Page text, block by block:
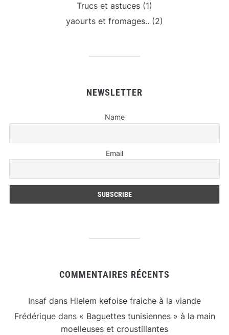
Trucs et astuces (1)
yaourts et fromages.. (2)
NEWSLETTER
Name
Email
COMMENTAIRES RÉCENTS
Insaf dans Hlelem kefoise fraiche à la viande
Frédériquedans « Baguettes tunisiennes » à la main
moelleuses et croustillantes